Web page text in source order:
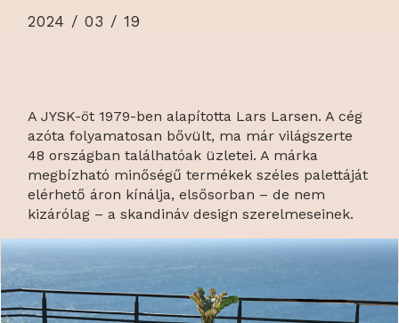
2024 / 03 / 19
A JYSK-öt 1979-ben alapította Lars Larsen. A cég
azóta folyamatosan bővült, ma már világszerte
48 országban találhatóak üzletei. A márka
megbízható minőségű termékek széles palettáját
elérhető áron kínálja, elsősorban – de nem
kizárólag – a skandináv design szerelmeseinek.